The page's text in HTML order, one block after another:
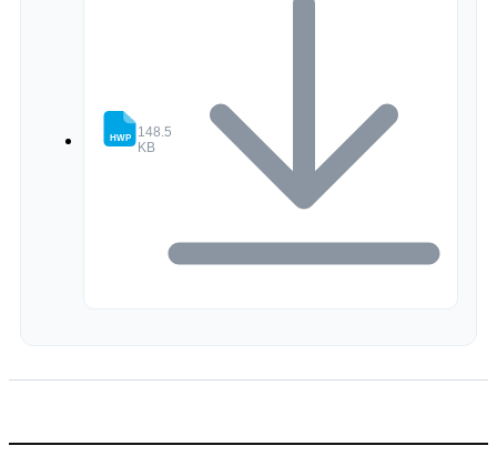
2026-22 2026년 송원스포츠클럽 행정직원 채용 공
148.5
KB